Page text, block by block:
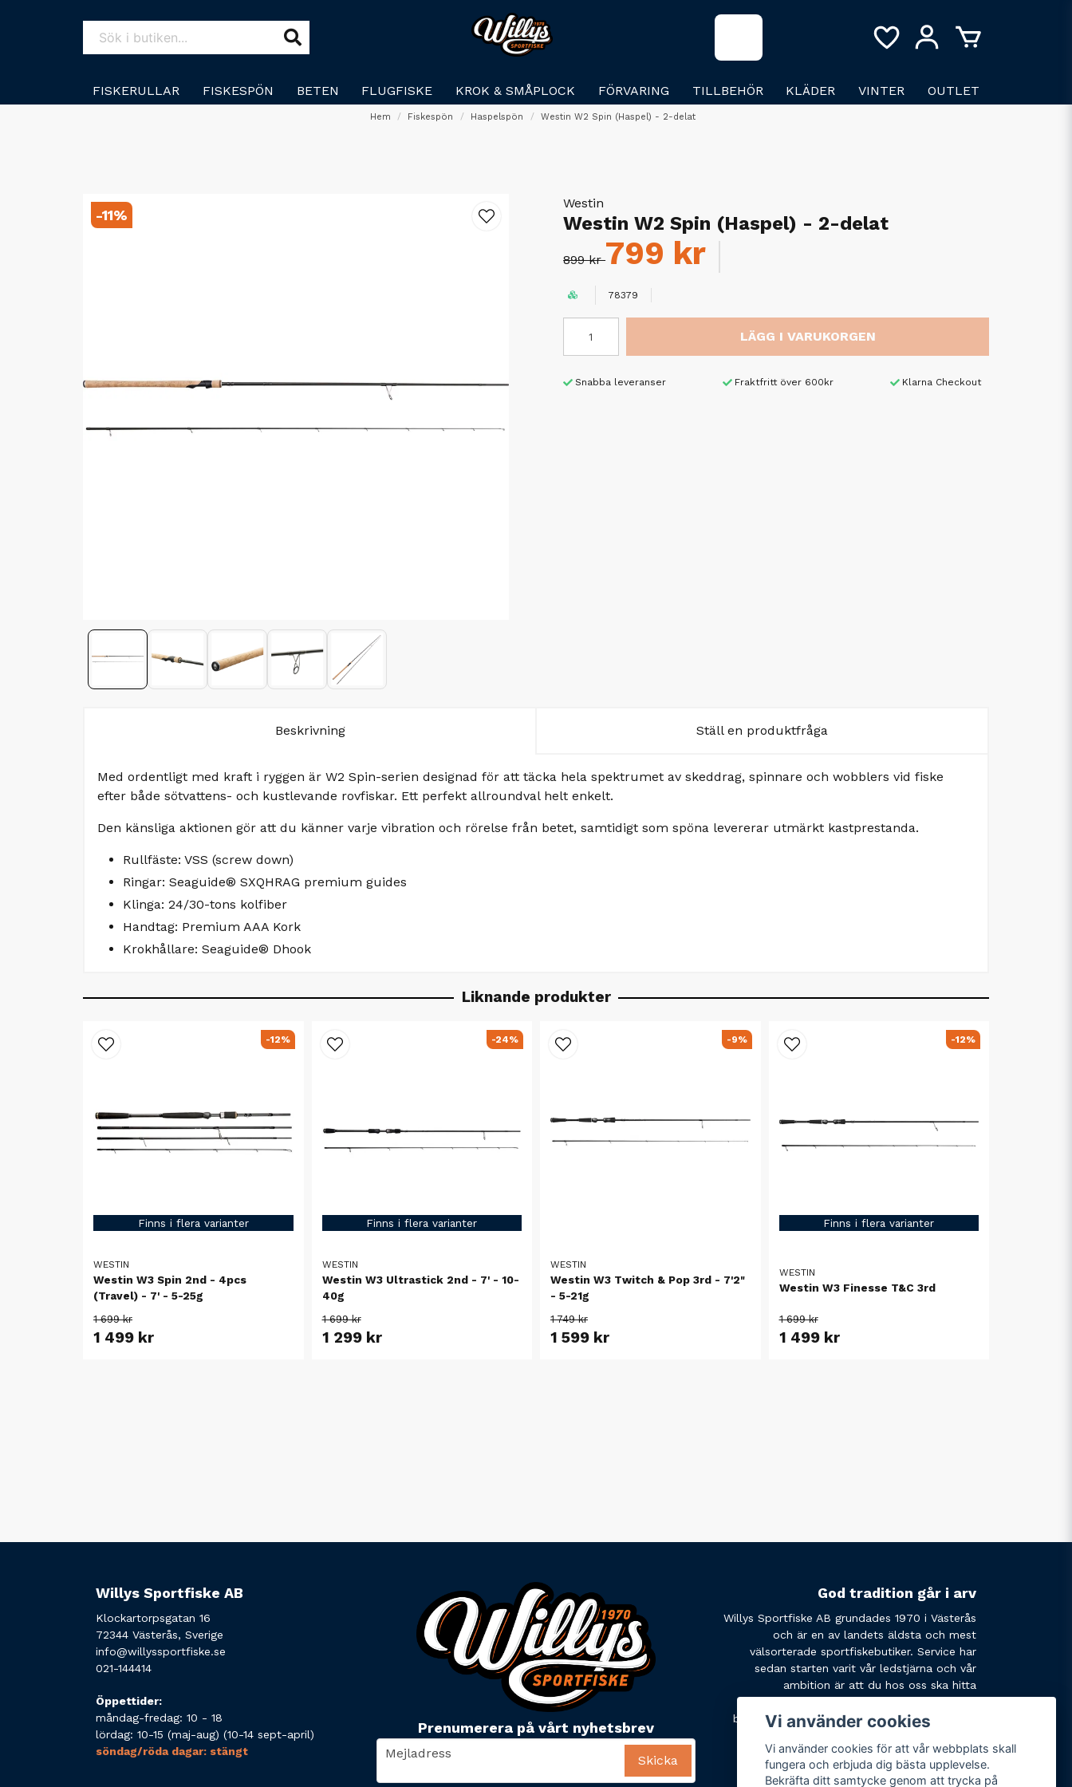
FISKERULLAR FISKESPÖN BETEN FLUGFISKE KROK & SMÅPLOCK FÖRVARING TILLBEHÖR KLÄDER VINTER OUTLET
Hem Fiskespön Haspelspön Westin W2 Spin (Haspel) - 2-delat
-11%
Westin
Westin W2 Spin (Haspel) - 2-delat
899 kr799 kr
78379
LÄGG I VARUKORGEN
Snabba leveranser Fraktfritt över 600kr Klarna Checkout
Beskrivning Ställ en produktfråga
Med ordentligt med kraft i ryggen är W2 Spin-serien designad för att täcka hela spektrumet av skeddrag, spinnare och wobblers vid fiske
efter både sötvattens- och kustlevande rovfiskar. Ett perfekt allroundval helt enkelt.
Den känsliga aktionen gör att du känner varje vibration och rörelse från betet, samtidigt som spöna levererar utmärkt kastprestanda.
Rullfäste: VSS (screw down)
Ringar: Seaguide® SXQHRAG premium guides
Klinga: 24/30-tons kolfiber
Handtag: Premium AAA Kork
Krokhållare: Seaguide® Dhook
Liknande produkter
Finns i flera varianter
WESTIN
Westin W3 Spin 2nd - 4pcs
(Travel) - 7' - 5-25g
1 699 kr
1 499 kr
-12%
Finns i flera varianter
WESTIN
Westin W3 Ultrastick 2nd - 7' - 10-
40g
1 699 kr
1 299 kr
-24%
WESTIN
Westin W3 Twitch & Pop 3rd - 7'2"
- 5-21g
1 749 kr
1 599 kr
-9%
Finns i flera varianter
WESTIN
Westin W3 Finesse T&C 3rd
1 699 kr
1 499 kr
-12%
Willys Sportfiske AB
Klockartorpsgatan 16
72344 Västerås, Sverige
info@willyssportfiske.se
021-144414
Öppettider:
måndag-fredag: 10 - 18
lördag: 10-15 (maj-aug) (10-14 sept-april)
söndag/röda dagar: stängt
Prenumerera på vårt nyhetsbrev
email
Mejladress Skicka
God tradition går i arv
Willys Sportfiske AB grundades 1970 i Västerås
och är en av landets äldsta och mest
välsorterade sportfiskebutiker. Service har
sedan starten varit vår ledstjärna och vår
ambition är att du hos oss ska hitta
behöver. Tveka inte att slå oss en signal eller
Vi använder cookies
Vi använder cookies för att vår webbplats skall
fungera och erbjuda dig bästa upplevelse.
Bekräfta ditt samtycke genom att trycka på